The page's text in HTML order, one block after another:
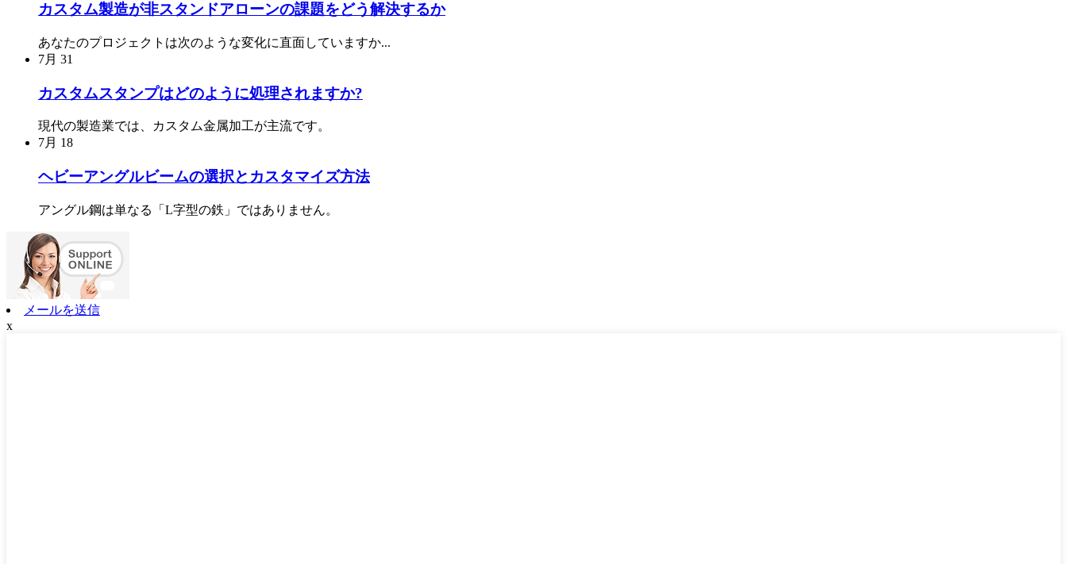
カスタム製造が非スタンドアローンの課題をどう解決するか
あなたのプロジェクトは次のような変化に直面していますか...
7月 31
カスタムスタンプはどのように処理されますか?
現代の製造業では、カスタム金属加工が主流です。
7月 18
ヘビーアングルビームの選択とカスタマイズ方法
アングル鋼は単なる「L字型の鉄」ではありません。
メールを送信
x